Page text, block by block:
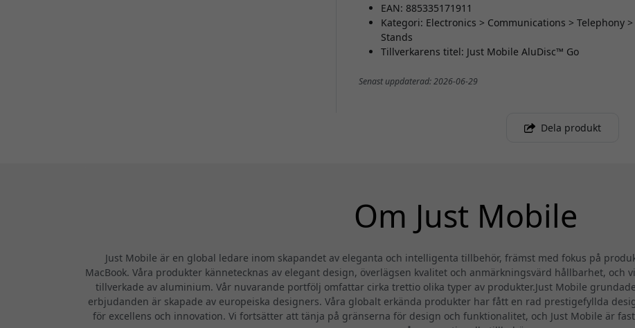
EAN: 885335171911
Kategori: Electronics > Communications > Telephony
Stands
Tillverkarens titel: Just Mobile AluDisc™ Go
Senast uppdaterad: 2026-06-29
Dela produkt
Om Just Mobile
Just Mobile är en global ledare inom skapandet av eleganta och intelligenta tillbehör, främst med fokus på
MacBook. Våra produkter kännetecknas av elegant design, överlägsen kvalitet och anmärkningsvärd hållbarhet, och
tillverkade av aluminium. Vår nuvarande portfölj omfattar cirka trettio olika typer av produkter.Just Mobile
erbjudanden är skapade av europeiska designers. Våra globalt erkända produkter har fått en rad prestigefyllda
för excellens och innovation. Vi fortsätter att tänja på gränserna för design och funktionalitet, och Just Mobile är